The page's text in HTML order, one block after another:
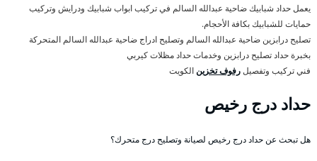
يعمل حداد شبابيك ضاحية عبدالله السالم في تركيب ابواب شبابيك ودرايش وتركيب
حمايات للشبابيك بكافة الأحجام.
تصليح درابزين ضاحية عبدالله السالم وتصليح ادراج ضاحية عبدالله السالم المتحركة
بخبرة حداد تصليح درابزين وخدمات حداد مظلات كيربي
فني تركيب وتفصيلرفوف تخزينالكويت
حداد درج رخيص
هل تبحث عن حداد درج رخيص لصيانة وتصليح درج متحرك؟